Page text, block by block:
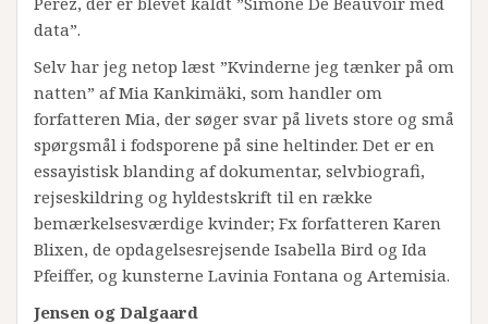
data”.
Selv har jeg netop læst ”Kvinderne jeg tænker på om
natten” af Mia Kankimäki, som handler om
forfatteren Mia, der søger svar på livets store og små
spørgsmål i fodsporene på sine heltinder. Det er en
essayistisk blanding af dokumentar, selvbiografi,
rejseskildring og hyldestskrift til en række
bemærkelsesværdige kvinder; Fx forfatteren Karen
Blixen, de opdagelsesrejsende Isabella Bird og Ida
Pfeiffer, og kunsterne Lavinia Fontana og Artemisia.
Jensen og Dalgaard